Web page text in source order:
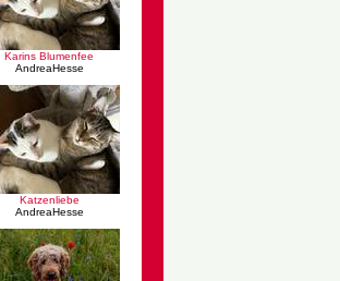
Karins Blumenfee
AndreaHesse
Katzenliebe
AndreaHesse